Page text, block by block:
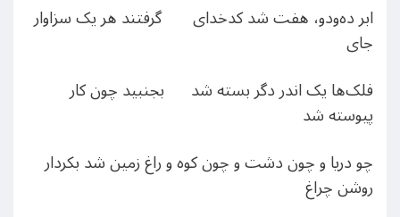
ابر ده‌ودو، هفت شد کدخدای گرفتند هر یک سزاوار
جای
فلک‌ها یک اندر دگر بسته شد بجنبید چون کار
پیوسته شد
چو دریا و چون دشت و چون کوه و راغ زمین شد بکردار
روشن چراغ